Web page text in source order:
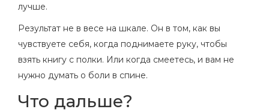
лучше.
Результат не в весе на шкале. Он в том, как вы
чувствуете себя, когда поднимаете руку, чтобы
взять книгу с полки. Или когда смеетесь, и вам не
нужно думать о боли в спине.
Что дальше?